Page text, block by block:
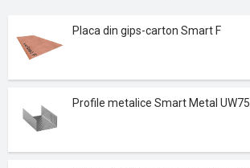
Placa din gips-carton Smart F
Profile metalice Smart Metal UW75